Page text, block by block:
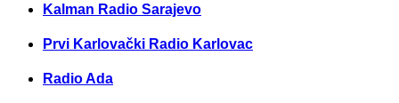
Kalman Radio Sarajevo
Prvi Karlovački Radio Karlovac
Radio Ada